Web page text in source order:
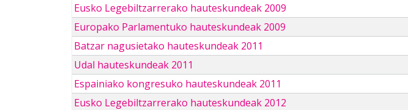
Eusko Legebiltzarrerako hauteskundeak 2009
Europako Parlamentuko hauteskundeak 2009
Batzar nagusietako hauteskundeak 2011
Udal hauteskundeak 2011
Espainiako kongresuko hauteskundeak 2011
Eusko Legebiltzarrerako hauteskundeak 2012